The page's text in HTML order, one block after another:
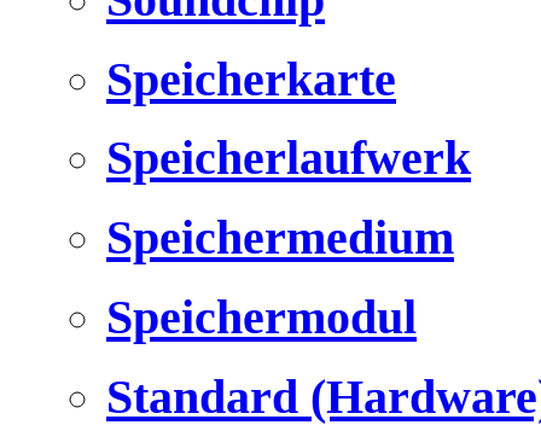
Speicherkarte
Speicherlaufwerk
Speichermedium
Speichermodul
Standard